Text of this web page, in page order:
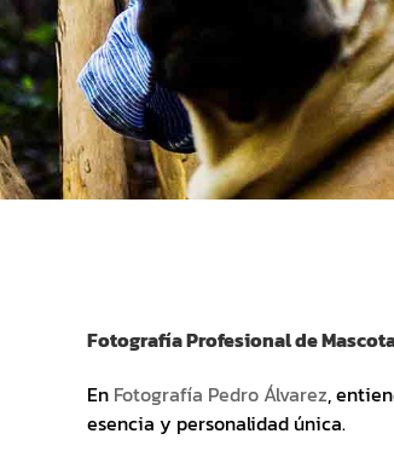
Fotografía Profesional de
En Fotografía Pedro Álvarez,
esencia y personalidad única.